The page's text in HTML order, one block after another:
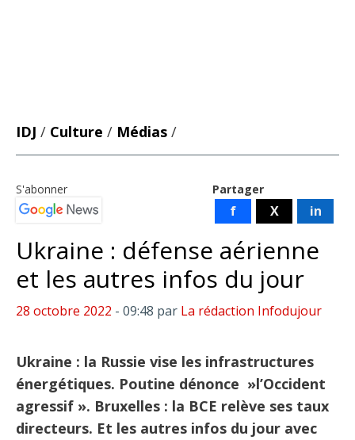
IDJ / Culture / Médias /
Partager
f X in
S'abonner
Ukraine : défense aérienne
et les autres infos du jour
28 octobre 2022 - 09:48 par La rédaction Infodujour
Ukraine : la Russie vise les infrastructures
énergétiques. Poutine dénonce »l’Occident
agressif ». Bruxelles : la BCE relève ses taux
directeurs. Et les autres infos du jour avec